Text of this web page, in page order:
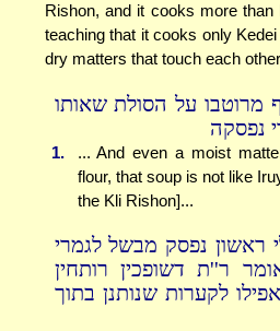
Rishon, and it cooks more
teaching that it cooks only
dry matters that touch each
מרוטבו על הסולת שאותו
נפסקה
1.
... And even a moist
flour, that soup is not like
the Kli Rishon]...
ראשון נפסק מבשל לגמרי
ר''ת דשופכין רותחין
לקערות שנותנן בתוך